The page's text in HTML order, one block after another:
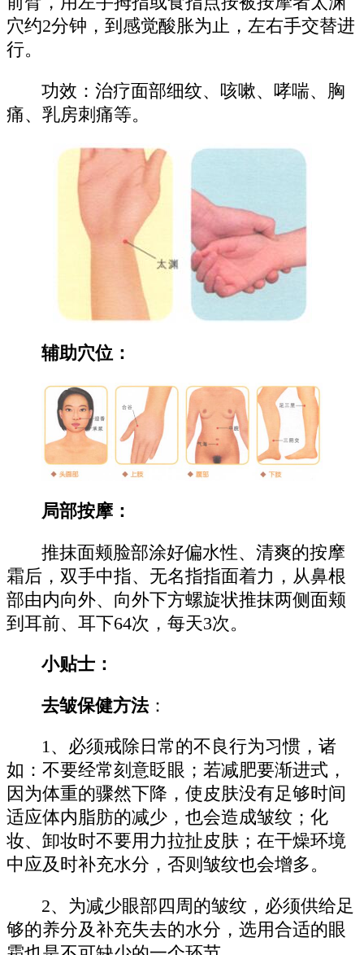
穴约2分钟，到感觉酸胀为止，左右手交替进
行。
功效：治疗面部细纹、咳嗽、哮喘、胸
痛、乳房刺痛等。
辅助穴位：
局部按摩：
推抹面颊脸部涂好偏水性、清爽的按摩
霜后，双手中指、无名指指面着力，从鼻根
部由内向外、向外下方螺旋状推抹两侧面颊
到耳前、耳下64次，每天3次。
小贴士：
去皱保健方法：
1、必须戒除日常的不良行为习惯，诸
如：不要经常刻意眨眼；若减肥要渐进式，
因为体重的骤然下降，使皮肤没有足够时间
适应体内脂肪的减少，也会造成皱纹；化
妆、卸妆时不要用力拉扯皮肤；在干燥环境
中应及时补充水分，否则皱纹也会增多。
2、为减少眼部四周的皱纹，必须供给足
够的养分及补充失去的水分，选用合适的眼